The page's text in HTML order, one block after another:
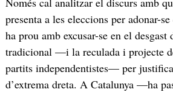
presenta a les eleccions per adonar-
ha prou amb excusar-se en el desgast
tradicional —i la reculada i projecte
partits independentistes— per
d’extrema dreta. A Catalunya —ha